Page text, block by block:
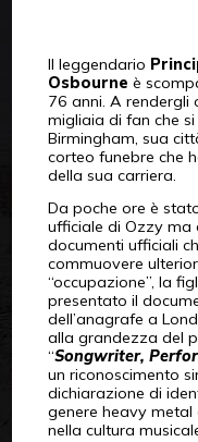
Il leggendario
Osbourne è
76 anni. A rendergli
migliaia di fan che
Birmingham, sua
corteo funebre che
della sua carriera.
Da poche ore è
ufficiale di Ozzy ma
documenti ufficiali
commuovere
“occupazione”, la
presentato il
dell’anagrafe a
alla grandezza del
“Songwriter,
un riconoscimento
dichiarazione di
genere heavy metal
nella cultura